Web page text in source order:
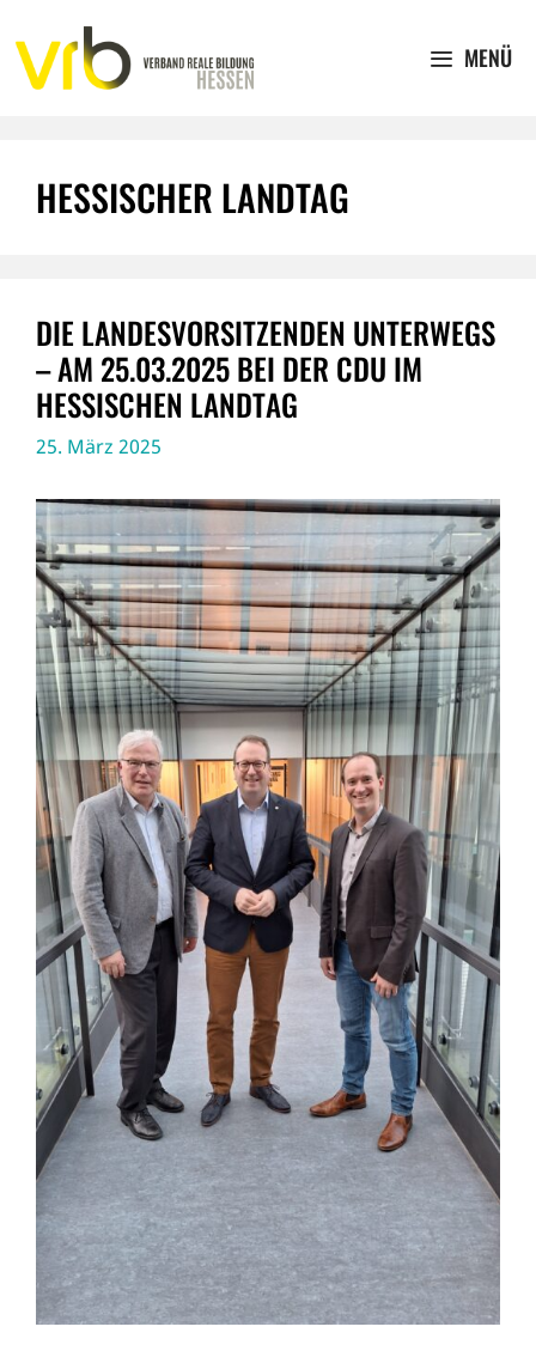
Inhalt
springen
MENÜ
HESSISCHER LANDTAG
DIE LANDESVORSITZENDEN UNTERWEGS
– AM 25.03.2025 BEI DER CDU IM
HESSISCHEN LANDTAG
25. März 2025